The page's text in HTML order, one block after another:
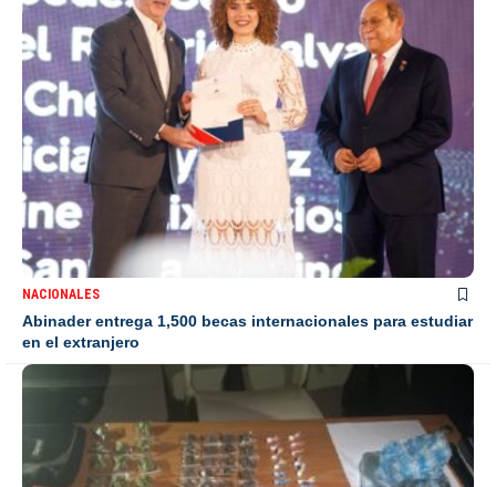
NACIONALES
Abinader entrega 1,500 becas internacionales para estudiar
en el extranjero